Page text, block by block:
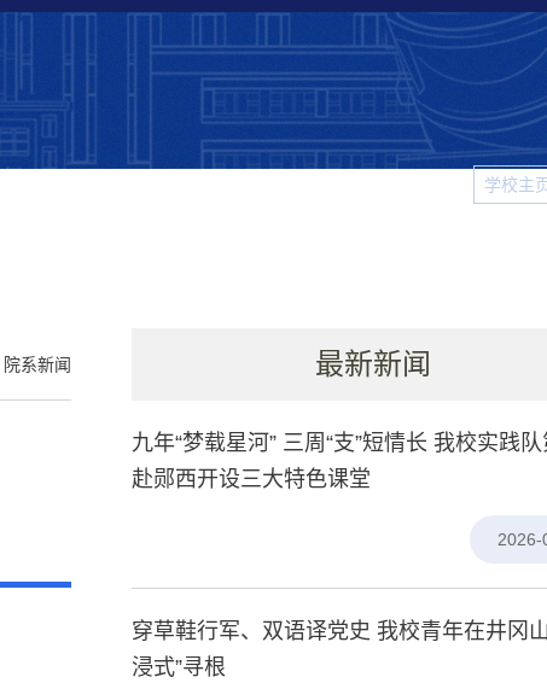
学校主
院系新闻 最新新闻
九年“梦载星河” 三周“支”短情长 我校实践
赴郧西开设三大特色课堂
2026-
穿草鞋行军、双语译党史 我校青年在井冈
浸式”寻根